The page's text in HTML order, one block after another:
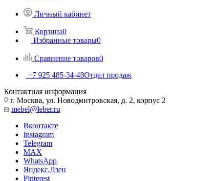
Личный кабинет
Корзина0
Избранные товары0
Сравнение товаров0
+7 925 485-34-48Отдел продаж
Контактная информация
г. Москва, ул. Новодмитровская, д. 2, корпус 2
mebel@leber.ru
Вконтакте
Instagram
Telegram
MAX
WhatsApp
Яндекс.Дзен
Pinterest